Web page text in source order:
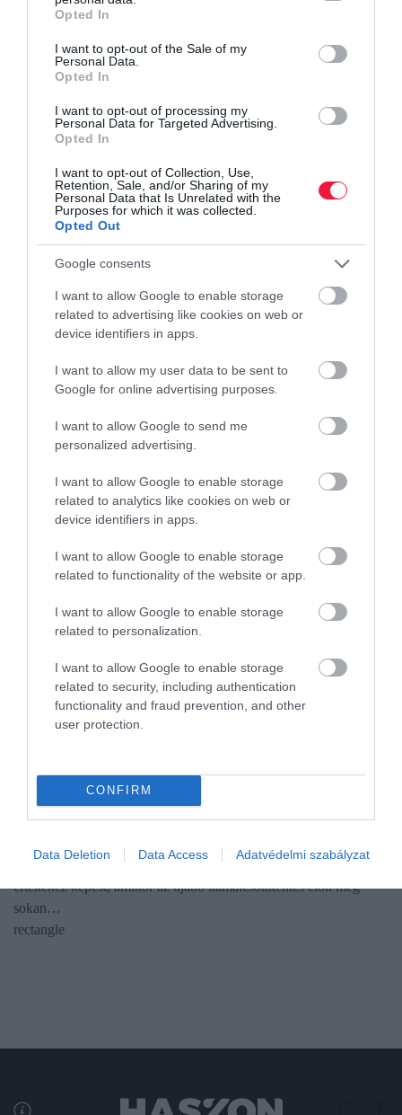
grant or deny consent to Google and its third-party tags to
use your data for below specified purposes in below Google
consent section.
Opted In
I want to opt-out of the Sale of my
Personal Data.
Opted In
I want to opt-out of processing my
Personal Data for Targeted Advertising.
Opted In
I want to opt-out of Collection, Use,
Retention, Sale, and/or Sharing of my
Personal Data that Is Unrelated with the
Purposes for which it was collected.
Opted Out
Google consents
I want to allow Google to enable storage
related to advertising like cookies on web or
device identifiers in apps.
I want to allow my user data to be sent to
Google for online advertising purposes.
I want to allow Google to send me
personalized advertising.
I want to allow Google to enable storage
related to analytics like cookies on web or
device identifiers in apps.
I want to allow Google to enable storage
related to functionality of the website or app.
I want to allow Google to enable storage
related to personalization.
I want to allow Google to enable storage
related to security, including authentication
functionality and fraud prevention, and other
user protection.
CONFIRM
Data Deletion Data Access Adatvédelmi szabályzat
NYUGDÍJ
Fordulat a nyugdíj-megtakarításoknál: újra
özönlenek a tagok a pénztárakba
taglétszáma: 2026 első negyedévében több mint 12 ezren
csatlakoztak valamelyik kasszához, míg tavaly összesen több mint
40 ezren kezdtek…
Így zuhant be az állampapír-vásárlás az újabb
kamatvágás után
lakosság, ami elmarad az azt megelőző hét 136 milliárd forintos
értékéhez képest, amikor az újabb kamatcsökkentés előtt még
sokan…
rectangle